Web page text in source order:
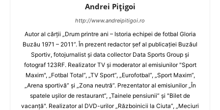
Andrei Pițigoi
http://www.andreipitigoi.ro
Autor al cărţii „Drum printre ani – Istoria echipei de fotbal Gloria
Buzău 1971 – 2011”. În prezent redactor şef al publicaţiei Buzăul
Sportiv, fotojurnalist şi data collector Data Sports Group şi
fotograf 123RF. Realizator TV şi moderator al emisiunilor "Sport
Maxim", „Fotbal Total”, „TV Sport”, „Eurofotbal”, „Sport Maxim”,
„Arena sportivă” şi „Zona neutră”. Prezentator al emisiunilor „În
spatele uşilor de restaurant”, „Tainele pensiunii” şi "Bilet de
vacanţă". Realizator al DVD-urilor „Războinicii la Ciuta”, „Meciuri